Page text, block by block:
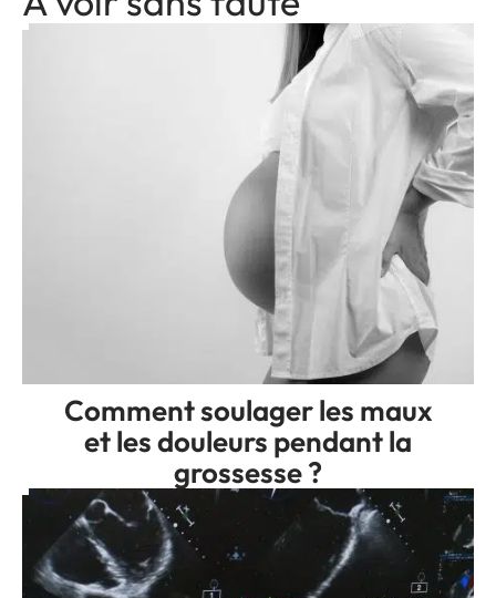
Comment soulager les maux
et les douleurs pendant la
grossesse ?